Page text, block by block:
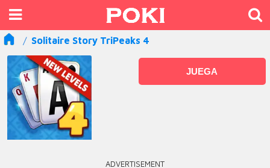
Solitaire Story TriPeaks 4
JUEGA
ADVERTISEMENT